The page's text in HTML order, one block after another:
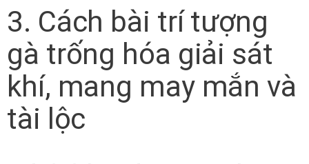
3. Cách bài trí tượng
gà trống hóa giải sát
khí, mang may mắn và
tài lộc